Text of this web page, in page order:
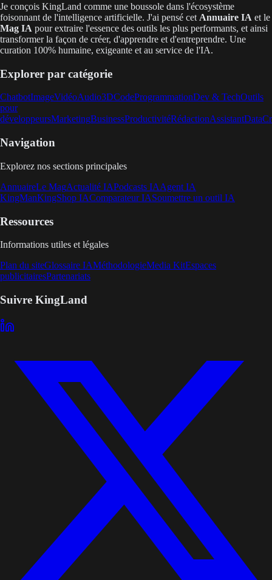
Je conçois KingLand comme une boussole dans l'écosystème
foisonnant de l'intelligence artificielle. J'ai pensé cet Annuaire IA et le
Mag IA pour extraire l'essence des outils les plus performants, et ainsi
transformer la façon de créer, d'apprendre et d'entreprendre. Une
curation 100% humaine, exigeante et au service de l'IA.
Explorer par catégorie
ChatbotImageVidéoAudio3DCodeProgrammationDev & TechOutils
pour
développeursMarketingBusinessProductivitéRédactionAssistantData
Navigation
Explorez nos sections principales
AnnuaireLe MagActualité IAPodcasts IAAgent IA
KingManKingShop IAComparateur IASoumettre un outil IA
Ressources
Informations utiles et légales
Plan du siteGlossaire IAMéthodologieMedia KitEspaces
publicitairesPartenariats
Suivre KingLand